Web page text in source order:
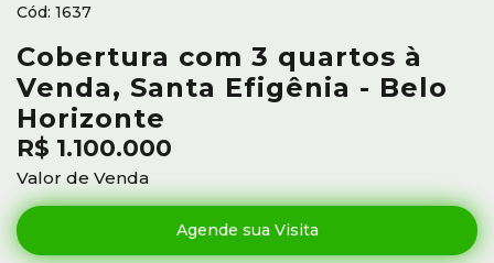
Cobertura com 3 quartos à
Venda, Santa Efigênia - Belo
Horizonte
R$ 1.100.000
Valor de Venda
1637